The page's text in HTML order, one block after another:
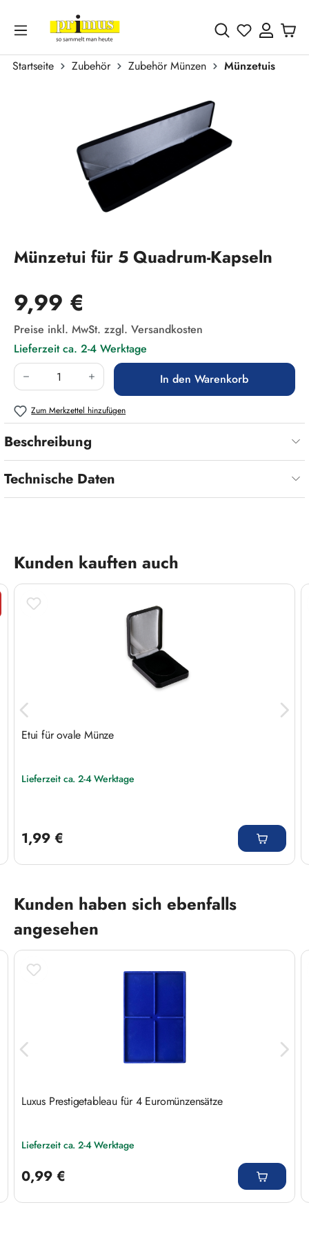
Zum Hauptinhalt springen
Du hast 0
Startseite Zubehör Zubehör Münzen
Münzetuis
Münzetui für 5 Quadrum-Kapseln
Regulärer Preis:
9,99 €
Preise inkl. MwSt. zzgl. Versandkosten
Lieferzeit ca. 2-4 Werktage
Produkt Anzahl: Gib den gewünschten Wert
In den Warenkorb
Zum Merkzettel hinzufügen
Beschreibung
Technische Daten
Produktgalerie überspringen
Kunden kauften auch
Etui für ovale Münze
Lieferzeit ca. 2-4 Werktage
1,99 €
Produktgalerie überspringen
Kunden haben sich ebenfalls
angesehen
Luxus Prestigetableau für 4 Euromünzensätze
Lieferzeit ca. 2-4 Werktage
0,99 €